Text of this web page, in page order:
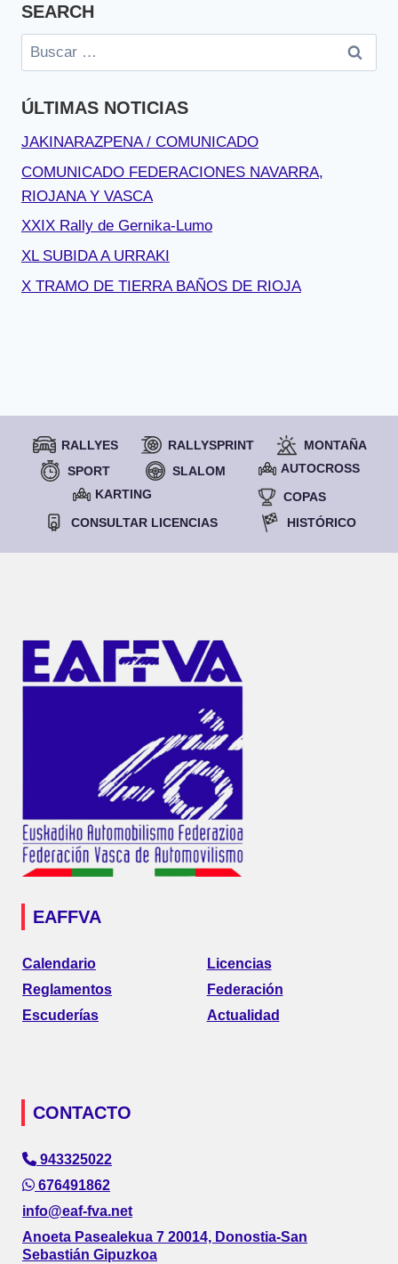
SEARCH
Buscar:
ÚLTIMAS NOTICIAS
JAKINARAZPENA / COMUNICADO
COMUNICADO FEDERACIONES NAVARRA,
RIOJANA Y VASCA
XXIX Rally de Gernika-Lumo
XL SUBIDA A URRAKI
X TRAMO DE TIERRA BAÑOS DE RIOJA
RALLYES RALLYSPRINT
MONTAÑA
SPORT
SLALOM
AUTOCROSS
KARTING
COPAS
CONSULTAR LICENCIAS
HISTÓRICO
EAFFVA
Calendario
Reglamentos
Escuderías
Licencias
Federación
Actualidad
CONTACTO
943325022
676491862
info@eaf-fva.net
Anoeta Pasealekua 7 20014, Donostia-San
Sebastián Gipuzkoa